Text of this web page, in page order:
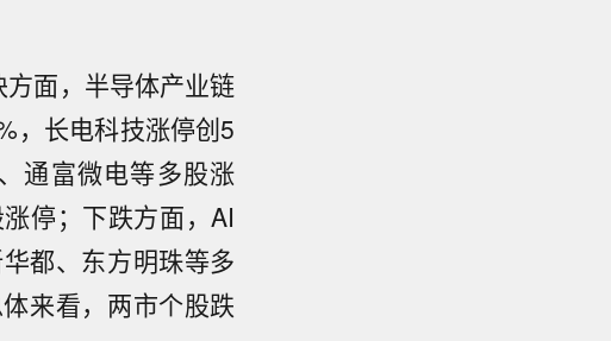
面，半导体产业链
长电科技涨停创5
通富微电等多股涨
停；下跌方面，AI
都、东方明珠等多
来看，两市个股跌